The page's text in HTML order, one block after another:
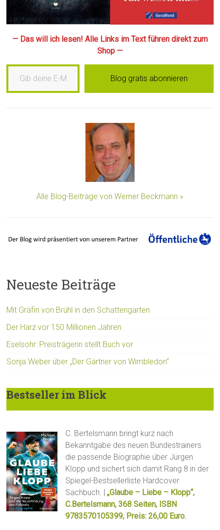
— Das will ich lesen! Alle Links im Text führen direkt zum
Shop —
Gib deine E-Mail-Adresse ein …
Blog gratis abonnieren
Alle Blog-Beiträge von Werner Beckmann »
Neueste Beiträge
Mit Gräfin von Brühl in den Schattengarten
Der Harz vor 150 Millionen Jahren
Eselsohr: Preisträgerin stellt Buch vor
Sonja Weber über „Der Gärtner von Wimbledon“
Bestseller im Blick
C. Bertelsmann bringt kurz nach
Bekanntgabe des neuen Bundestrainers
die passende Biographie über Jürgen
Klopp und sichert sich damit Rang 8 in der
Spiegel-Bestsellerliste Hardcover
Sachbuch. |„Glaube – Liebe – Klopp“,
C.Bertelsmann, 368 Seiten, ISBN
9783570105399, Preis: 26,00 Euro.